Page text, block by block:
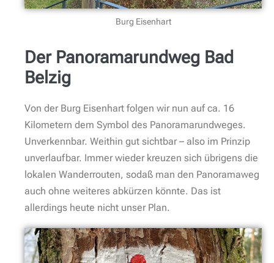
Burg Eisenhart
Der Panoramarundweg Bad
Belzig
Von der Burg Eisenhart folgen wir nun auf ca. 16
Kilometern dem Symbol des Panoramarundweges.
Unverkennbar. Weithin gut sichtbar – also im Prinzip
unverlaufbar. Immer wieder kreuzen sich übrigens die
lokalen Wanderrouten, sodaß man den Panoramaweg
auch ohne weiteres abkürzen könnte. Das ist
allerdings heute nicht unser Plan.